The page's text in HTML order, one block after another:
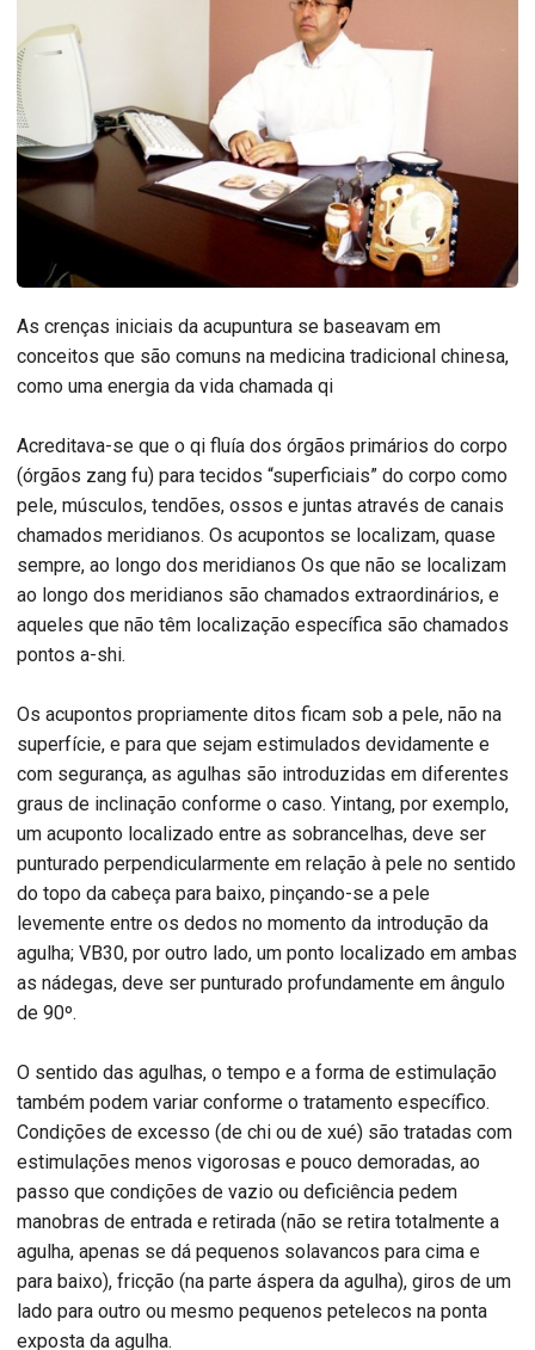
As crenças iniciais da acupuntura se baseavam em
conceitos que são comuns na medicina tradicional chinesa,
como uma energia da vida chamada qi
Acreditava-se que o qi fluía dos órgãos primários do corpo
(órgãos zang fu) para tecidos “superficiais” do corpo como
pele, músculos, tendões, ossos e juntas através de canais
chamados meridianos. Os acupontos se localizam, quase
sempre, ao longo dos meridianos Os que não se localizam
ao longo dos meridianos são chamados extraordinários, e
aqueles que não têm localização específica são chamados
pontos a-shi.
Os acupontos propriamente ditos ficam sob a pele, não na
superfície, e para que sejam estimulados devidamente e
com segurança, as agulhas são introduzidas em diferentes
graus de inclinação conforme o caso. Yintang, por exemplo,
um acuponto localizado entre as sobrancelhas, deve ser
punturado perpendicularmente em relação à pele no sentido
do topo da cabeça para baixo, pinçando-se a pele
levemente entre os dedos no momento da introdução da
agulha; VB30, por outro lado, um ponto localizado em ambas
as nádegas, deve ser punturado profundamente em ângulo
de 90º.
O sentido das agulhas, o tempo e a forma de estimulação
também podem variar conforme o tratamento específico.
Condições de excesso (de chi ou de xué) são tratadas com
estimulações menos vigorosas e pouco demoradas, ao
passo que condições de vazio ou deficiência pedem
manobras de entrada e retirada (não se retira totalmente a
agulha, apenas se dá pequenos solavancos para cima e
para baixo), fricção (na parte áspera da agulha), giros de um
lado para outro ou mesmo pequenos petelecos na ponta
exposta da agulha.